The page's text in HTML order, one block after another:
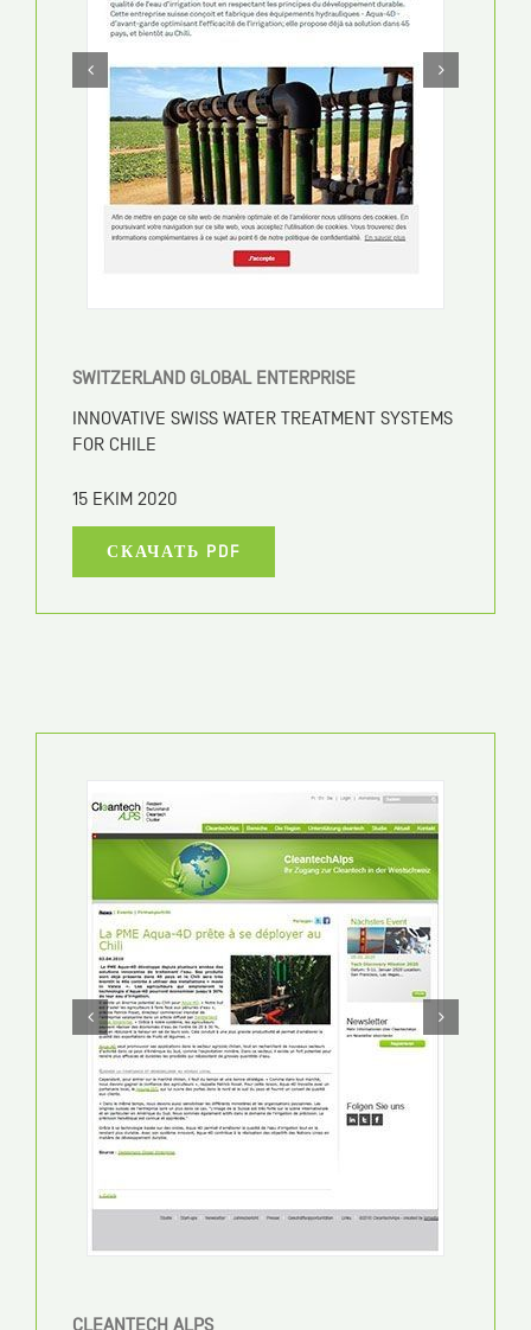
SWITZERLAND GLOBAL ENTERPRISE
INNOVATIVE SWISS WATER TREATMENT SYSTEMS
FOR CHILE
15 EKIM 2020
СКАЧАТЬ PDF
CLEANTECH ALPS
LA PME AQUA4D PRÊTE À SE DÉPLOYER AU
CHILI
15 EKIM 2020
СКАЧАТЬ PDF